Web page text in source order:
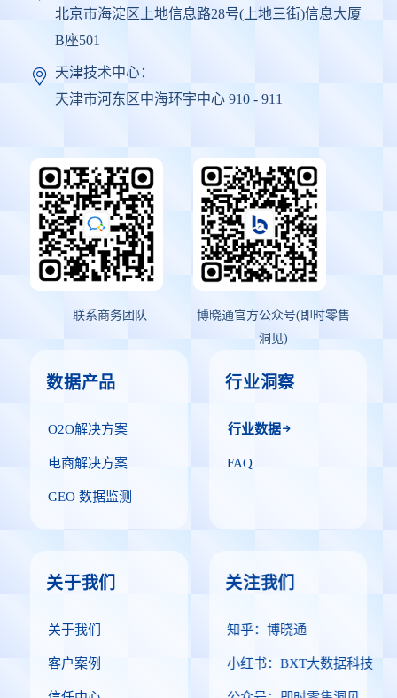
北京市海淀区上地信息路28号(上地三街)信息大厦
B座501
天津技术中心：
天津市河东区中海环宇中心 910 - 911
联系商务团队
博晓通官方公众号(即时零售
洞见)
数据产品
O2O解决方案
电商解决方案
GEO 数据监测
行业洞察
行业数据
FAQ
关于我们
关于我们
客户案例
关注我们
知乎：博晓通
小红书：BXT大数据科技